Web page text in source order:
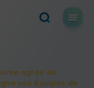
agréé de
vos équipes de